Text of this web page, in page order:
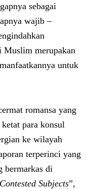
sebagai
wajib –
Muslim merupakan
untuk
romansa yang
para konsul
ke wilayah
terperinci yang
bermarkas di
Subjects”,